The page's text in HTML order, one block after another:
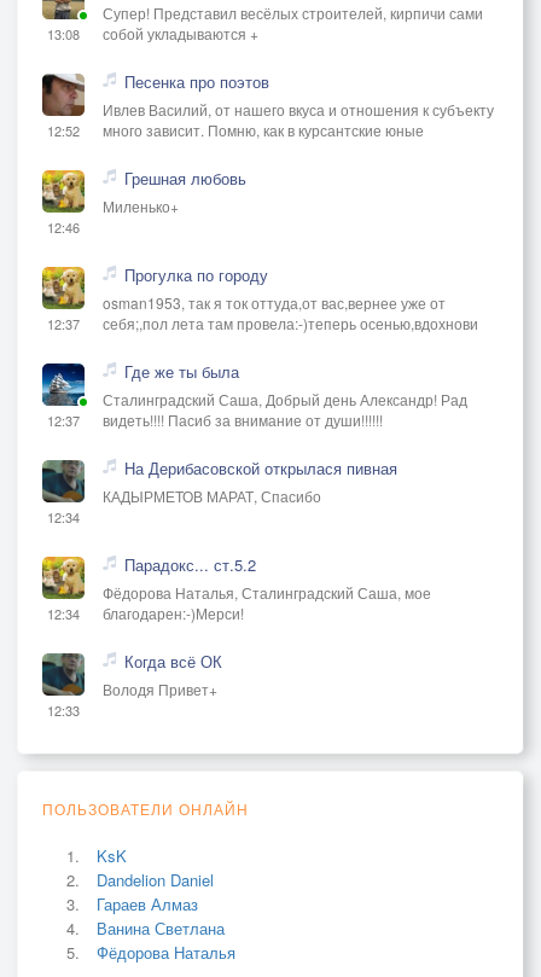
13:08
Супер! Представил весёлых строителей, кирпичи сами
собой укладываются +
12:52
Песенка про поэтов
Ивлев Василий, от нашего вкуса и отношения к субъекту
много зависит. Помню, как в курсантские юные
12:46
Грешная любовь
Миленько+
12:37
Прогулка по городу
osman1953, так я ток оттуда,от вас,вернее уже от
себя;,пол лета там провела:-)теперь осенью,вдохнови
12:37
Где же ты была
Сталинградский Саша, Добрый день Александр! Рад
видеть!!!! Пасиб за внимание от души!!!!!!
12:34
На Дерибасовской открылася пивная
КАДЫРМЕТОВ МАРАТ, Спасибо
12:34
Парадокс... ст.5.2
Фёдорова Наталья, Сталинградский Саша, мое
благодарен:-)Мерси!
12:33
Когда всё ОК
Володя Привет+
ПОЛЬЗОВАТЕЛИ ОНЛАЙН
KsK
Dandelion Daniel
Гараев Алмаз
Ванина Светлана
Фёдорова Наталья